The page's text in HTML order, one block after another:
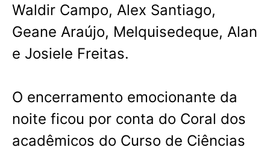
Waldir Campo, Alex Santiago,
Geane Araújo, Melquisedeque, Alan
e Josiele Freitas.
O encerramento emocionante da
noite ficou por conta do Coral dos
acadêmicos do Curso de Ciências